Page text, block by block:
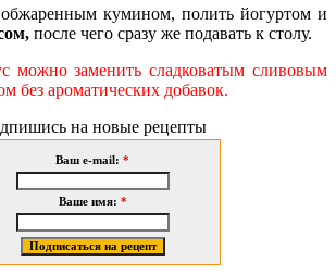
кумином, полить йогуртом и
после чего сразу же подавать к столу.
можно заменить сладковатым сливовым
без ароматических добавок.
на новые рецепты
Ваш e-mail: *
Ваше имя: *